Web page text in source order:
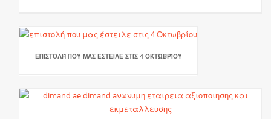
ΕΠΙΣΤΟΛΉ ΠΟΥ ΜΑΣ ΈΣΤΕΙΛΕ ΣΤΙΣ 4 ΟΚΤΩΒΡΊΟΥ